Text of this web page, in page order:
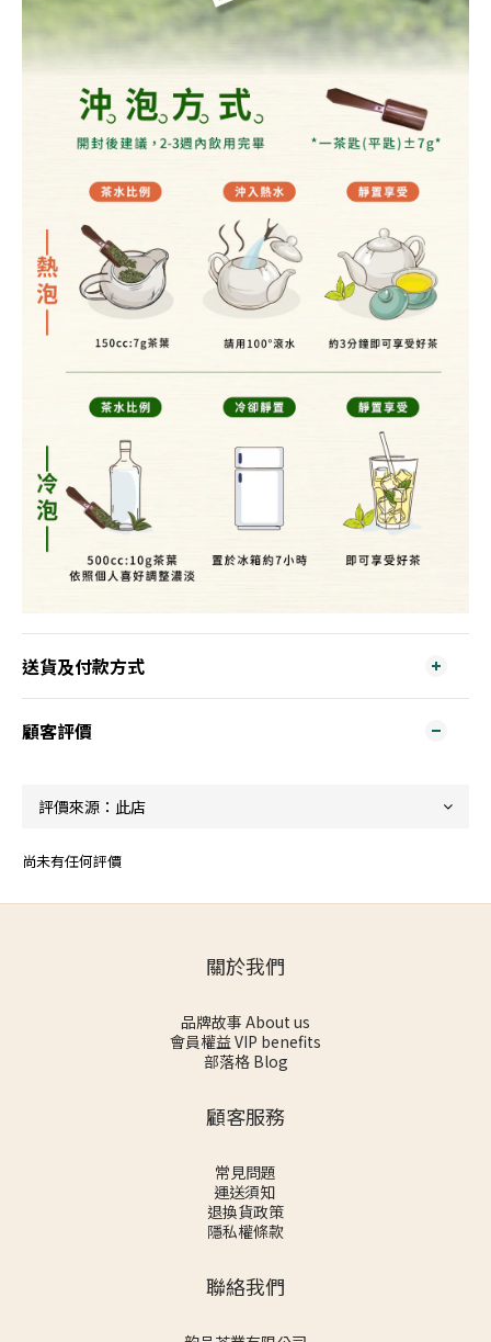
送貨及付款方式
顧客評價
尚未有任何評價
關於我們
品牌故事 About us
會員權益 VIP benefits
部落格 Blog
顧客服務
常見問題
運送須知
退換貨政策
隱私權條款
聯絡我們